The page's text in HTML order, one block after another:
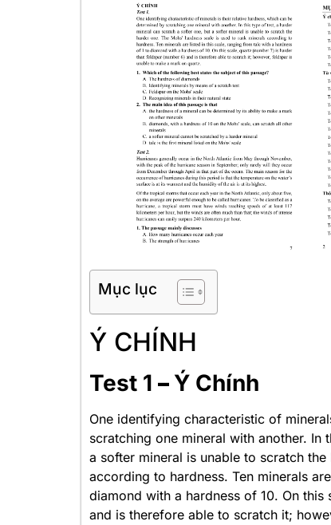
Mục lục
Ý CHÍNH
Test 1 – Ý Chính
One identifying characteristic of
scratching one mineral with another.
a softer mineral is unable to scratch
according to hardness. Ten minerals
diamond with a hardness of 10. On
and is therefore able to scratch it;